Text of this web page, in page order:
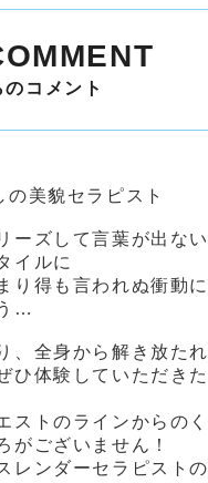
コメント
美貌セラピスト
ーズして言葉が出ない
イルに
り得も言われぬ衝動に
…
、全身から解き放たれ
ひ体験していただきた
ストのラインからのく
がございません！
ンダーセラピストの